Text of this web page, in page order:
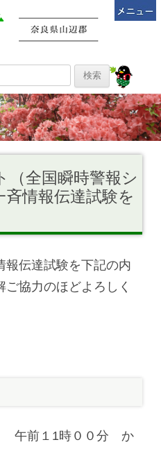
（全国瞬時警報シ
情報伝達試験を
報伝達試験を下記の内
協力のほどよろしく
午前１1時００分 か